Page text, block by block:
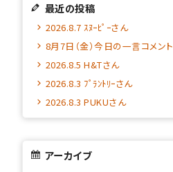
最近の投稿
2026.8.7 ｽﾇｰﾋﾟｰさん
8月7日（金）今日の一言コメント
2026.8.5 H&Tさん
2026.8.3 ﾌﾟﾗﾝﾄﾘｰさん
2026.8.3 PUKUさん
アーカイブ